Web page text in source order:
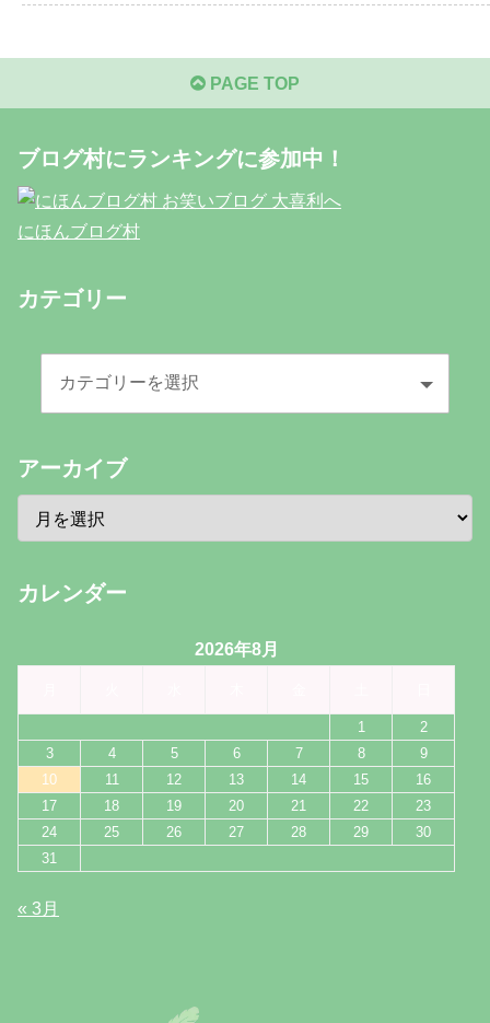
PAGE TOP
ブログ村にランキングに参加中！
にほんブログ村
カテゴリー
アーカイブ
カレンダー
2026年8月
1
2
3
4 5 6 7 8
9
10
11 12 13 14 15
16
17
18 19 20 21 22
23
24
25 26 27 28 29
30
31
« 3月